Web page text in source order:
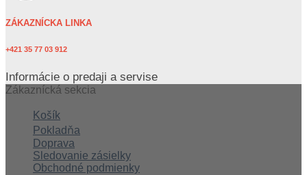
ZÁKAZNÍCKA LINKA
+421 35 77 03 912
Informácie o predaji a servise
Zákaznícká sekcia
Košík
Pokladňa
Doprava
Sledovanie zásielky
Obchodné podmienky